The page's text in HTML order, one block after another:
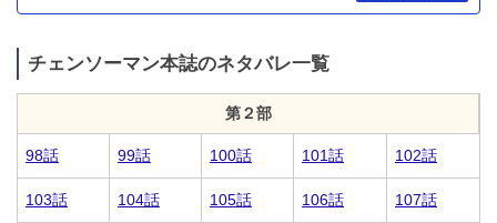
チェンソーマン本誌のネタバレ一覧
第２部
98話 99話 100話 101話 102話
103話 104話 105話 106話 107話